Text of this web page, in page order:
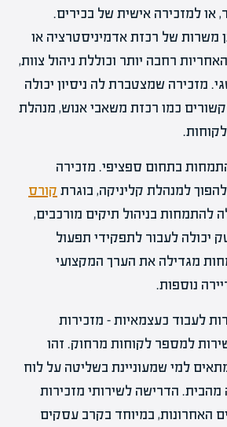
או למזכירה אישית של בכירים.
משרות של רכזת אדמיניסטרציה או
רחבה יותר וכוללת ניהול צוות,
מזכירה שמצטברת לה ניסיון יכולה
כמו רכזת משאבי אנוש, מנהלת
בתחום ספציפי. מזכירה
למנהלת קליניקה, בוגרת קורס
להתמחות בניהול תיקים מורכבים,
יכולה לעבור לתפקידי תפעול
מגדילה את הערך המקצועי
נוספות.
לעבוד כעצמאיות – מזכירות
שירות למספר לקוחות מרחוק. זהו
למי שמעוניינת בשליטה על לוח
הדרישה לשירותי מזכירות
האחרונות, במיוחד בקרב עסקים